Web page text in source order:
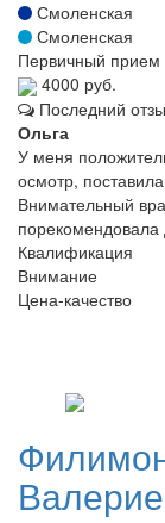
Смоленская
Смоленская
Первичный прием
4000 руб.
Последний
Ольга
У меня
осмотр,
Внимательный
Квалификация
Внимание
Цена-качество